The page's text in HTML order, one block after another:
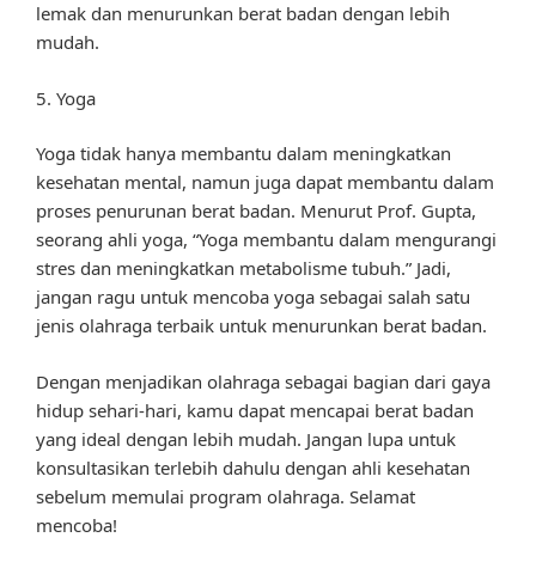
lemak dan menurunkan berat badan dengan lebih
mudah.
5. Yoga
Yoga tidak hanya membantu dalam meningkatkan
kesehatan mental, namun juga dapat membantu dalam
proses penurunan berat badan. Menurut Prof. Gupta,
seorang ahli yoga, “Yoga membantu dalam mengurangi
stres dan meningkatkan metabolisme tubuh.” Jadi,
jangan ragu untuk mencoba yoga sebagai salah satu
jenis olahraga terbaik untuk menurunkan berat badan.
Dengan menjadikan olahraga sebagai bagian dari gaya
hidup sehari-hari, kamu dapat mencapai berat badan
yang ideal dengan lebih mudah. Jangan lupa untuk
konsultasikan terlebih dahulu dengan ahli kesehatan
sebelum memulai program olahraga. Selamat
mencoba!